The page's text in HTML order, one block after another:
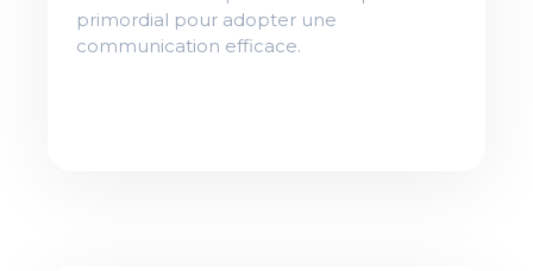
primordial pour adopter une
communication efficace.